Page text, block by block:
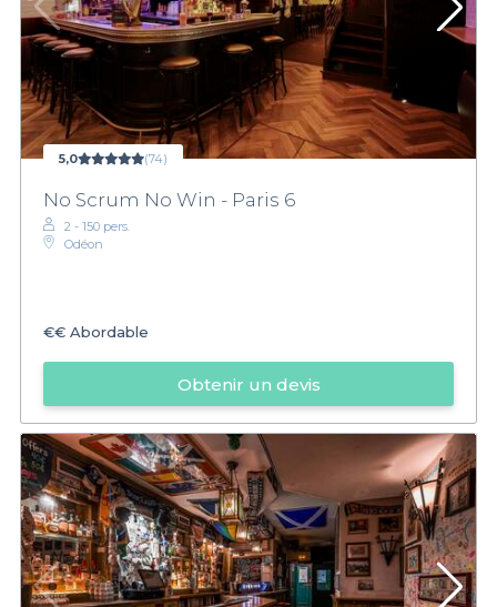
5,0 (74)
No Scrum No Win - Paris 6
2 - 150 pers.
Odéon
€€ Abordable
Obtenir un devis